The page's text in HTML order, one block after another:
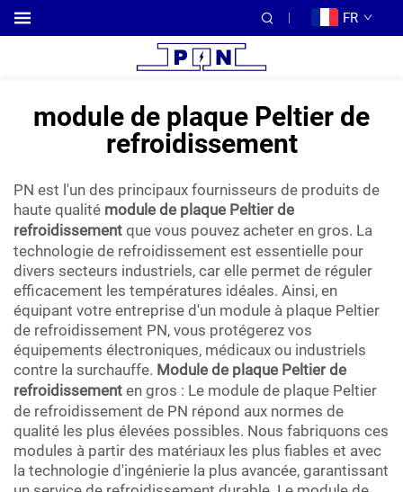
FR
module de plaque Peltier de
refroidissement
PN est l'un des principaux fournisseurs de produits de
haute qualité module de plaque Peltier de
refroidissement que vous pouvez acheter en gros. La
technologie de refroidissement est essentielle pour
divers secteurs industriels, car elle permet de réguler
efficacement les températures idéales. Ainsi, en
équipant votre entreprise d'un module à plaque Peltier
de refroidissement PN, vous protégerez vos
équipements électroniques, médicaux ou industriels
contre la surchauffe. Module de plaque Peltier de
refroidissement en gros : Le module de plaque Peltier
de refroidissement de PN répond aux normes de
qualité les plus élevées possibles. Nous fabriquons ces
modules à partir des matériaux les plus fiables et avec
la technologie d'ingénierie la plus avancée, garantissant